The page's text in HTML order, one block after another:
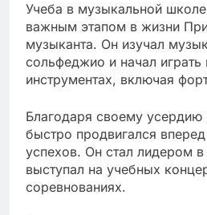
Учеба в музыкальной
важным этапом в жизни
музыканта. Он изучал
сольфеджио и начал играть
инструментах, включая
Благодаря своему усердию
быстро продвигался вперед
успехов. Он стал лидером в
выступал на учебных
соревнованиях.